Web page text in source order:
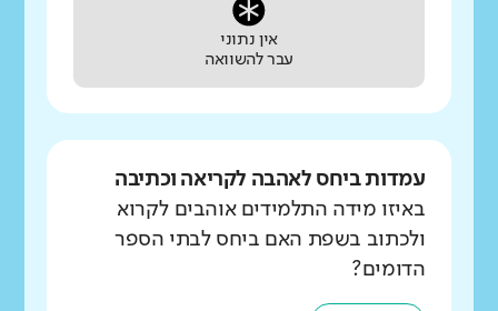
אין נתוני
עבר להשוואה
עמדות ביחס לאהבה לקריאה וכתיבה
באיזו מידה התלמידים אוהבים לקרוא
ולכתוב בשפת האם ביחס לבתי הספר
הדומים?